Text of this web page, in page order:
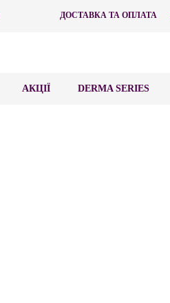
ДОСТАВКА ТА ОПЛАТА
АКЦІЇ DERMA SERIES